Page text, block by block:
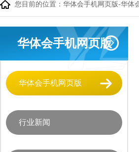
您目前的位置： 华体会手机网页版-华体
华体会手机网页版
华体会手机网页版
行业新闻